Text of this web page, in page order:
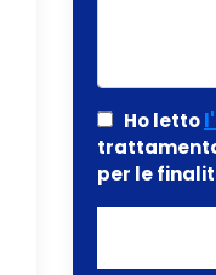
Ho letto
per le